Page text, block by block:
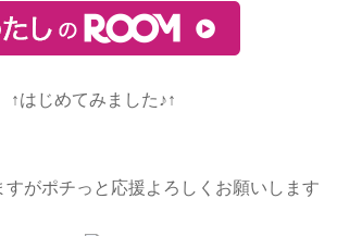
↑はじめてみました♪↑
すがポチっと応援よろしくお願いします